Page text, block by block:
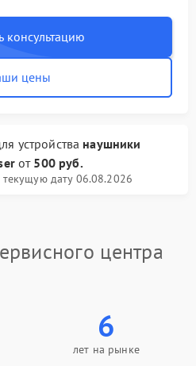
консультацию
цены
устройства наушники
от 500 руб.
текущую дату 06.08.2026
центра
6
лет на рынке